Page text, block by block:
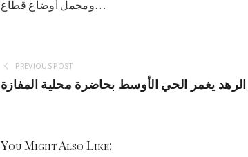
ومجمل أوضاع قطاع…
PREVIOUS POST
الرهد يغمر الحي الأوسط بحاضرة محلية المفازة
You Might Also Like: